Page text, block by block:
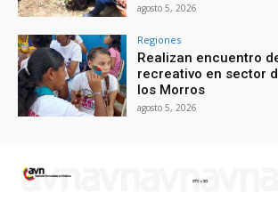
agosto 5, 2026
Regiones
Realizan encuentro
recreativo en sector
los Morros
agosto 5, 2026